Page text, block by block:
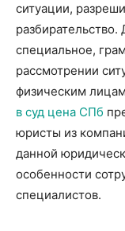
ситуации,
специальное,
рассмотрении
физическим
в суд цена СПб
юристы из
данной
особенности
специалистов.